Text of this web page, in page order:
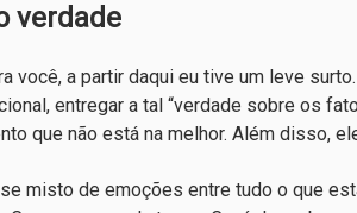
verdade
você, a partir daqui eu tive um leve
entregar a tal “verdade sobre os
que não está na melhor. Além disso,
misto de emoções entre tudo o que